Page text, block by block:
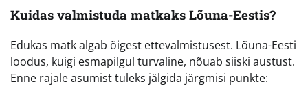
Kuidas valmistuda matkaks Lõuna-Eestis?
Edukas matk algab õigest ettevalmistusest. Lõuna-Eesti
loodus, kuigi esmapilgul turvaline, nõuab siiski austust.
Enne rajale asumist tuleks jälgida järgmisi punkte: